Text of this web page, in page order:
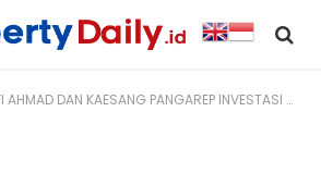
DAN KAESANG PANGAREP INVESTASI DI BSD CITY